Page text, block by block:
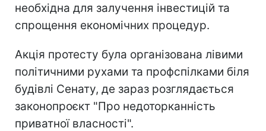
необхідна для залучення інвестицій та
спрощення економічних процедур.
Акція протесту була організована лівими
політичними рухами та профспілками біля
будівлі Сенату, де зараз розглядається
законопроєкт "Про недоторканність
приватної власності".